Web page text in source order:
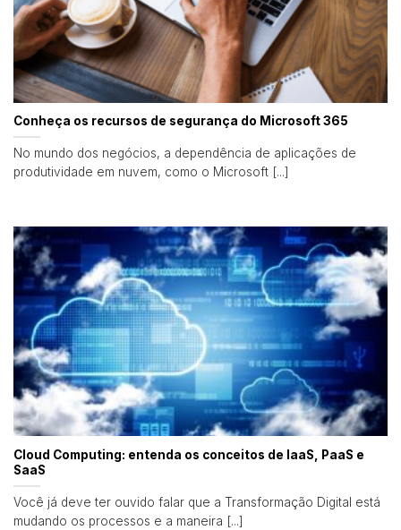
Conheça os recursos de segurança do Microsoft 365
No mundo dos negócios, a dependência de aplicações de
produtividade em nuvem, como o Microsoft [...]
Cloud Computing: entenda os conceitos de IaaS, PaaS e
SaaS
Você já deve ter ouvido falar que a Transformação Digital está
mudando os processos e a maneira [...]